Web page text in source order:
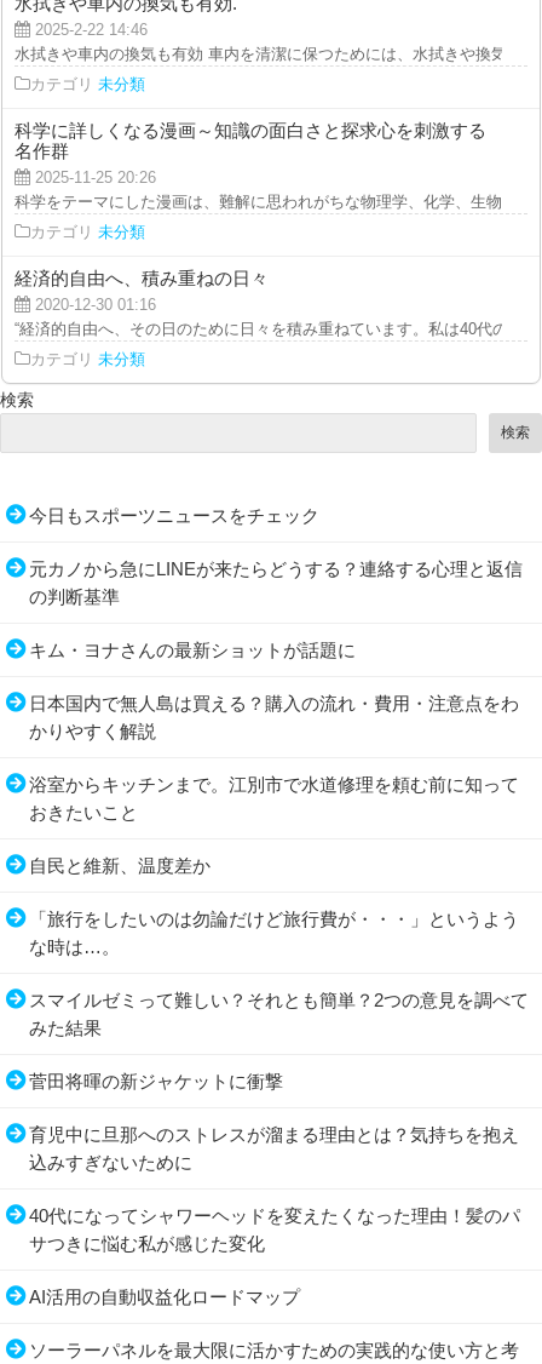
2025-2-22 14:46
水拭きや車内の換気も有効 車内を清潔に保つためには、水拭きや換気が
カテゴリ 未分類
科学に詳しくなる漫画～知識の面白さと探求心を刺激する
名作群
2025-11-25 20:26
科学をテーマにした漫画は、難解に思われがちな物理学、化学、生物学、
カテゴリ 未分類
経済的自由へ、積み重ねの日々
2020-12-30 01:16
“経済的自由へ、その日のために日々を積み重ねています。私は40代の非...
カテゴリ 未分類
検索
検索
今日もスポーツニュースをチェック
元カノから急にLINEが来たらどうする？連絡する心理と返信
の判断基準
キム・ヨナさんの最新ショットが話題に
日本国内で無人島は買える？購入の流れ・費用・注意点をわ
かりやすく解説
浴室からキッチンまで。江別市で水道修理を頼む前に知って
おきたいこと
自民と維新、温度差か
「旅行をしたいのは勿論だけど旅行費が・・・」というよう
な時は…。
スマイルゼミって難しい？それとも簡単？2つの意見を調べて
みた結果
菅田将暉の新ジャケットに衝撃
育児中に旦那へのストレスが溜まる理由とは？気持ちを抱え
込みすぎないために
40代になってシャワーヘッドを変えたくなった理由！髪のパ
サつきに悩む私が感じた変化
AI活用の自動収益化ロードマップ
ソーラーパネルを最大限に活かすための実践的な使い方と考